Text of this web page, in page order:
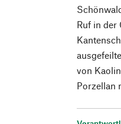
Ruf in der
von
Porzellan